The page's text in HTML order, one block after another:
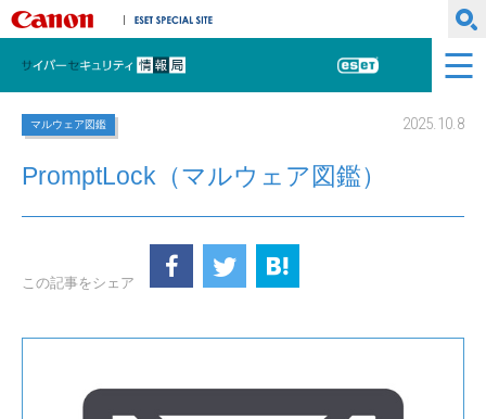
キヤノンマーケティングジャパン株式会社
サイバーセキュリティ情報局
ESET
マルウェア図鑑 2025.10.8
PromptLock（マルウェア図鑑）
この記事をシェア